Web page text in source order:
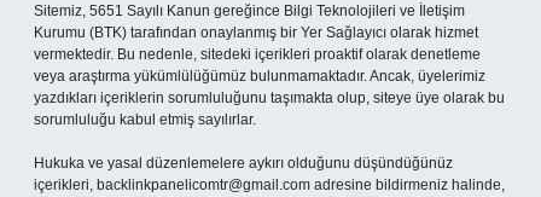
Sitemiz, 5651 Sayılı Kanun gereğince Bilgi Teknolojileri ve İletişim
Kurumu (BTK) tarafından onaylanmış bir Yer Sağlayıcı olarak hizmet
vermektedir. Bu nedenle, sitedeki içerikleri proaktif olarak denetleme
veya araştırma yükümlülüğümüz bulunmamaktadır. Ancak, üyelerimiz
yazdıkları içeriklerin sorumluluğunu taşımakta olup, siteye üye olarak bu
sorumluluğu kabul etmiş sayılırlar.
Hukuka ve yasal düzenlemelere aykırı olduğunu düşündüğünüz
içerikleri, backlinkpanelicomtr@gmail.com adresine bildirmeniz halinde,